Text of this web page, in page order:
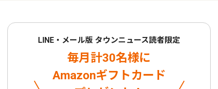
LINE・メール版 タウンニュース読者限定
毎月計30名様に
Amazonギフトカード